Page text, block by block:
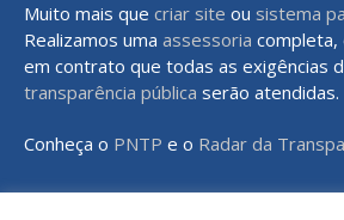
Muito mais que criar site ou sistema
Realizamos uma assessoria completa,
em contrato que todas as exigências
transparência pública serão atendidas.
Conheça o PNTP e o Radar da